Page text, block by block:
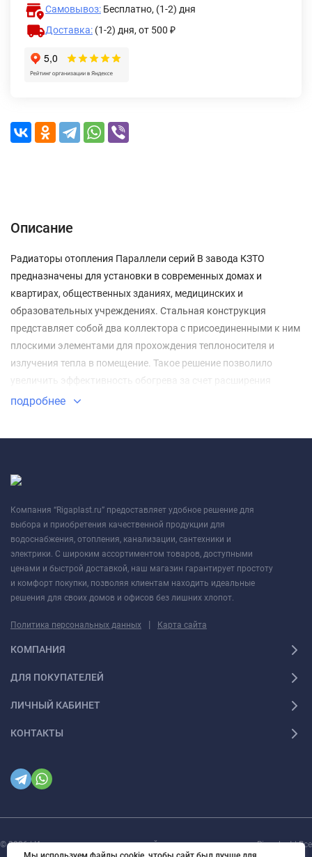
Самовывоз: Бесплатно, (1-2) дня
Доставка: (1-2) дня, от 500 ₽
Описание
Радиаторы отопления Параллели серий В завода КЗТО
предназначены для установки в современных домах и
квартирах, общественных зданиях, медицинских и
образовательных учреждениях. Стальная конструкция
представляет собой два коллектора с присоединенными к ним
плоскими элементами для прохождения теплоносителя и
излучения тепла в помещение. Такое решение позволило
увеличить эффективность обогрева за счет расширения
площади рабочей поверхности.
подробнее
Компания “Rigaplast.ru” предоставляет удобное решение для
выбора и приобретения качественной продукции для
водоснабжения, отопления, канализации, сантехники и
электрики. С широким ассортиментом товаров, доступными
ценами и быстрой доставкой, наш магазин гарантирует простоту
и комфорт покупки, позволяя клиентам находить идеальные
решения для своих домов и офисов без лишних хлопот.
Политика персональных данных | Карта сайта
КОМПАНИЯ
ДЛЯ ПОКУПАТЕЛЕЙ
ЛИЧНЫЙ КАБИНЕТ
КОНТАКТЫ
© 2026 | Интернет магазин инженерной сантехники и электрики Rigaplast | Все